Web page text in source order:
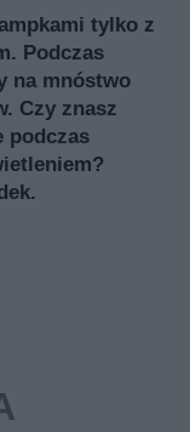
tylko z
Podczas
na mnóstwo
Czy znasz
podczas